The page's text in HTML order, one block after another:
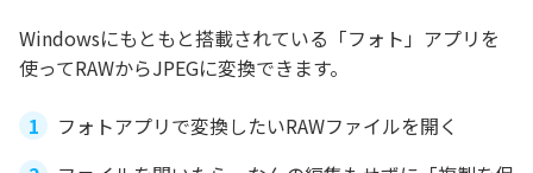
Windowsにもともと搭載されている「フォト」アプリを
使ってRAWからJPEGに変換できます。
フォトアプリで変換したいRAWファイルを開く